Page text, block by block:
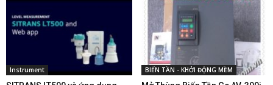
Instrument BIẾN TẦN - KHỞI ĐỘNG MỀM